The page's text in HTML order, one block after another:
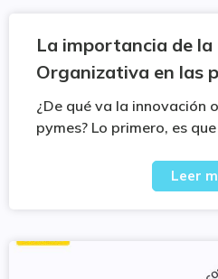
La importancia de la
Organizativa en las
¿De qué va la innovación
pymes? Lo primero, es
Leer